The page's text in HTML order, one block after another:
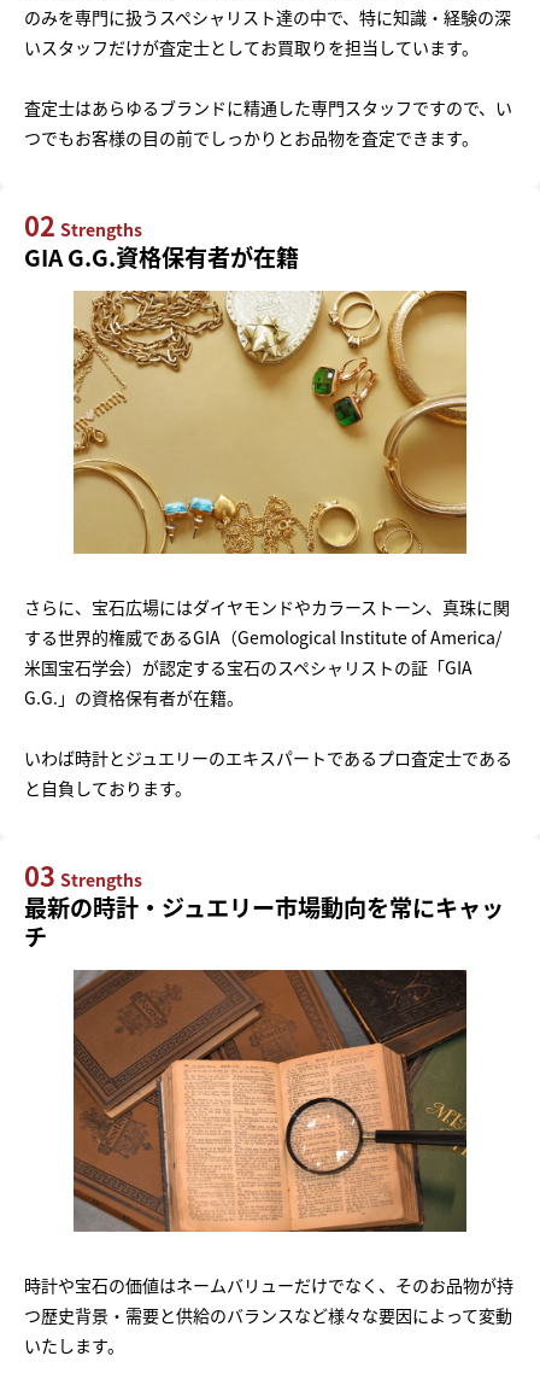
のみを専門に扱うスペシャリスト達の中で、特に知識・経験の深
いスタッフだけが査定士としてお買取りを担当しています。
査定士はあらゆるブランドに精通した専門スタッフですので、い
つでもお客様の目の前でしっかりとお品物を査定できます。
02 Strengths
GIA G.G.資格保有者が在籍
さらに、宝石広場にはダイヤモンドやカラーストーン、真珠に関
する世界的権威であるGIA（Gemological Institute of America/
米国宝石学会）が認定する宝石のスペシャリストの証「GIA
G.G.」の資格保有者が在籍。
いわば時計とジュエリーのエキスパートであるプロ査定士である
と自負しております。
03 Strengths
最新の時計・ジュエリー市場動向を常にキャッ
チ
時計や宝石の価値はネームバリューだけでなく、そのお品物が持
つ歴史背景・需要と供給のバランスなど様々な要因によって変動
いたします。